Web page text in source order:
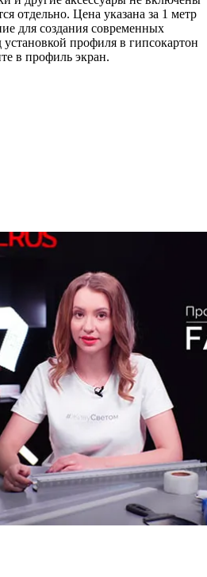
отдельно. Цена указана за 1 метр
для создания современных
профиля в гипсокартон
в профиль экран.